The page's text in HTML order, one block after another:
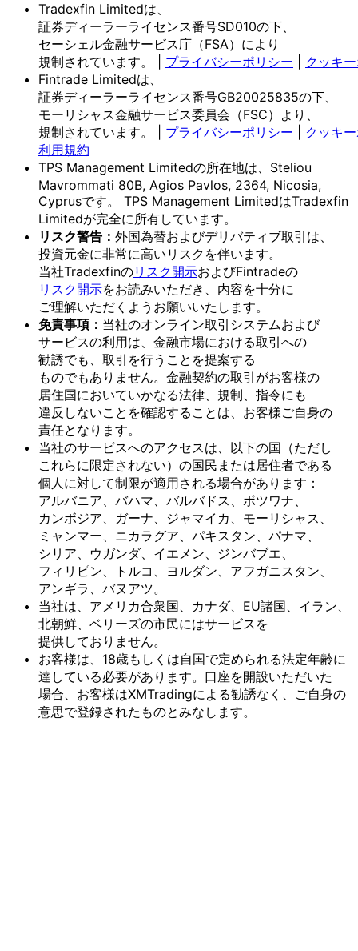
Tradexfin Limitedは、
証券ディーラーライセンス番号SD010の下、
セーシェル金融サービス庁 （FSA）により
規制されています。
プライバシーポリシー
クッキ
Fintrade Limitedは、
証券ディーラーライセンス番号GB20025835の下、
モーリシャス金融サービス委員会 （FSC）より、
規制されています。
プライバシーポリシー
クッキ
利用規約
TPS Management Limitedの所在地は、 Steliou
Mavrommati 80B, Agios Pavlos, 2364, Nicosia,
Cyprusです。
TPS Management LimitedはTradexfin
Limitedが完全に所有しています。
リスク警告： 外国為替およびデリバティブ取引は、
投資元金に非常に高いリスクを伴います。
当社Tradexfinのリスク開示およびFintradeの
リスク開示をお読みいただき、 内容を十分に
ご理解いただく よう お願いいたします。
免責事項： 当社のオンライン取引システムおよび
サービスの利用は、 金融市場における取引への
勧誘でも、 取引を行う ことを提案する
ものでもありません。 金融契約の取引がお客様の
居住国においていかなる法律、 規制、 指令にも
違反しないことを確認する ことは、 お客様ご自身の
責任と なります。
当社のサービスへのアクセスは、 以下の国 （ただし
これらに限定されない）の国民または居住者である
個人に対して制限が適用される場合があります：
アルバニア、 バハマ、 バルバドス、 ボツワナ、
カンボジア、 ガーナ、 ジャマイカ、 モーリシャス、
ミャンマー、 ニカラグア、 パキスタン、 パナマ、
シリア、 ウガンダ、 イエメン、 ジンバブエ、
フィリピン、
トルコ、 ヨルダン、 アフガニスタン、
アンギラ、 バヌアツ。
当社は、 アメリカ合衆国、 カナダ、 EU諸国、 イラン、
北朝鮮、 ベリーズの市民にはサービスを
提供しておりません。
お客様は、 18歳も しくは自国で定められる法定年齢に
達している必要があります。 口座を開設いただいた
場合、 お客様はXMTradingによる勧誘なく、 ご自身の
意思で登録された ものとみなします。